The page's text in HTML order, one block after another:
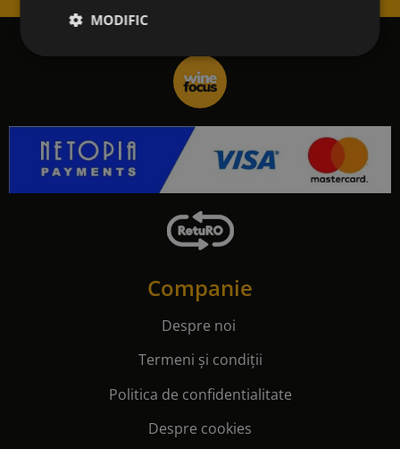
Companie
Despre noi
Termeni și condiții
Politica de confidentialitate
Despre cookies
MODIFIC